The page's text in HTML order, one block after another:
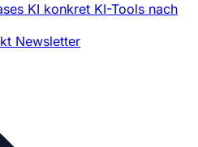
KI konkret KI-Tools nach
Newsletter